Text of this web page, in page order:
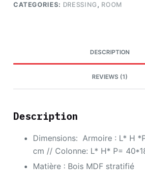
CATEGORIES: DRESSING, ROOM
DESCRIPTION
REVIEWS (1)
Description
Dimensions: Armoire : L* H
cm // Colonne: L* H* P=
Matière : Bois MDF stratifié